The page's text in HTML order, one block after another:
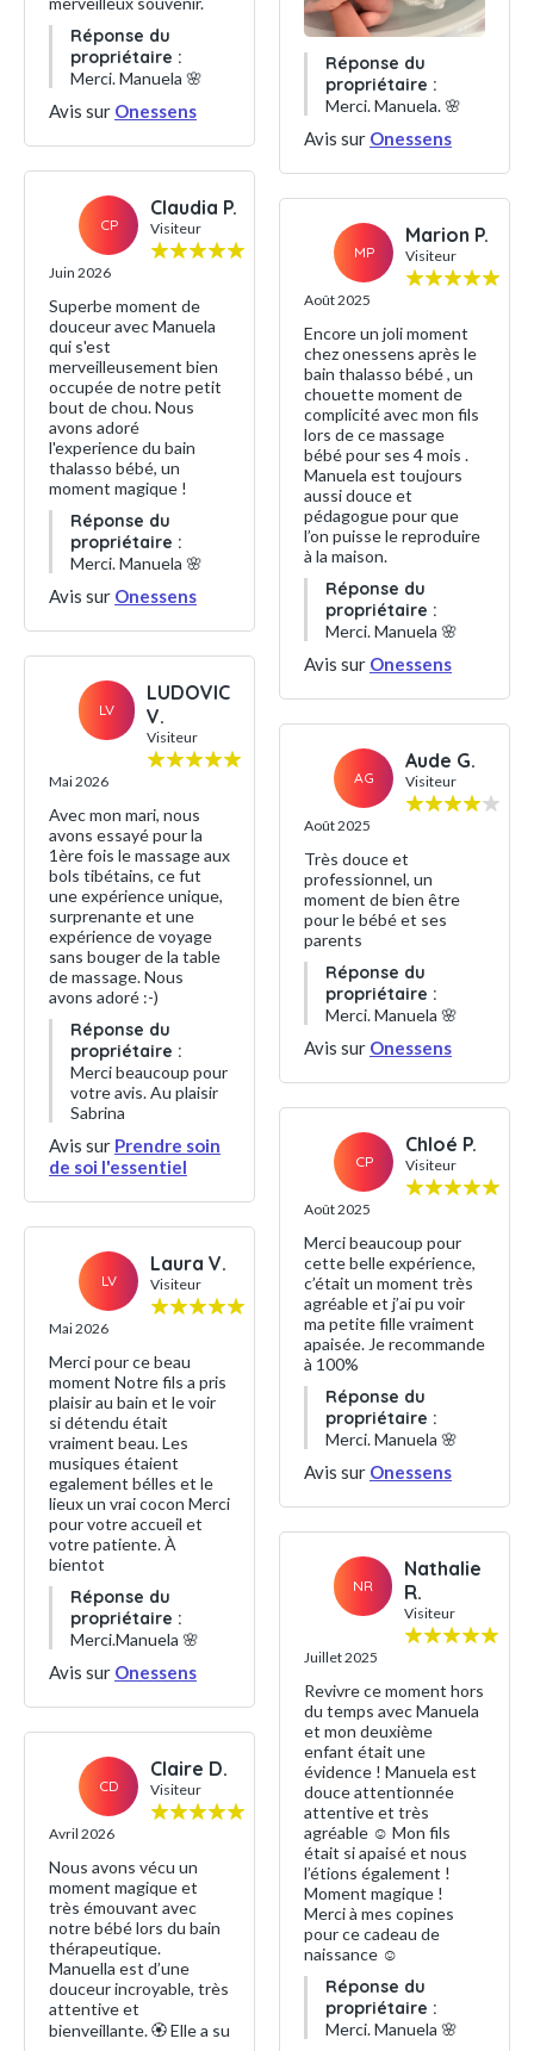
Réponse du
propriétaire :
Merci. Manuela 🌸
Avis sur Onessens
CP
Claudia P.
Visiteur
Juin 2026
Superbe moment de
douceur avec Manuela
qui s'est
merveilleusement bien
occupée de notre petit
bout de chou. Nous
avons adoré
l'experience du bain
thalasso bébé, un
moment magique !
Réponse du
propriétaire :
Merci. Manuela 🌸
Avis sur Onessens
LV
LUDOVIC
V.
Visiteur
Mai 2026
Avec mon mari, nous
avons essayé pour la
1ère fois le massage aux
bols tibétains, ce fut
une expérience unique,
surprenante et une
expérience de voyage
sans bouger de la table
de massage. Nous
avons adoré :-)
Réponse du
propriétaire :
Merci beaucoup pour
votre avis. Au plaisir
Sabrina
Avis sur Prendre soin
de soi l'essentiel
LV
Laura V.
Visiteur
Mai 2026
Merci pour ce beau
moment Notre fils a pris
plaisir au bain et le voir
si détendu était
vraiment beau. Les
musiques étaient
egalement bélles et le
lieux un vrai cocon Merci
pour votre accueil et
votre patiente. À
bientot
Réponse du
propriétaire :
Merci.Manuela 🌸
Avis sur Onessens
CD
Claire D.
Visiteur
Avril 2026
Nous avons vécu un
moment magique et
très émouvant avec
notre bébé lors du bain
thérapeutique.
Manuella est d’une
douceur incroyable, très
attentive et
bienveillante. 🏵️ Elle a su
Réponse du
propriétaire :
Merci. Manuela. 🌸
Avis sur Onessens
MP
Marion P.
Visiteur
Août 2025
Encore un joli moment
chez onessens après le
bain thalasso bébé , un
chouette moment de
complicité avec mon fils
lors de ce massage
bébé pour ses 4 mois .
Manuela est toujours
aussi douce et
pédagogue pour que
l’on puisse le reproduire
à la maison.
Réponse du
propriétaire :
Merci. Manuela 🌸
Avis sur Onessens
AG
Aude G.
Visiteur
Août 2025
Très douce et
professionnel, un
moment de bien être
pour le bébé et ses
parents
Réponse du
propriétaire :
Merci. Manuela 🌸
Avis sur Onessens
CP
Chloé P.
Visiteur
Août 2025
Merci beaucoup pour
cette belle expérience,
c’était un moment très
agréable et j’ai pu voir
ma petite fille vraiment
apaisée. Je recommande
à 100%
Réponse du
propriétaire :
Merci. Manuela 🌸
Avis sur Onessens
NR
Nathalie
R.
Visiteur
Juillet 2025
Revivre ce moment hors
du temps avec Manuela
et mon deuxième
enfant était une
évidence ! Manuela est
douce attentionnée
attentive et très
agréable ☺️ Mon fils
était si apaisé et nous
l’étions également !
Moment magique !
Merci à mes copines
pour ce cadeau de
naissance ☺️
Réponse du
propriétaire :
Merci. Manuela 🌸